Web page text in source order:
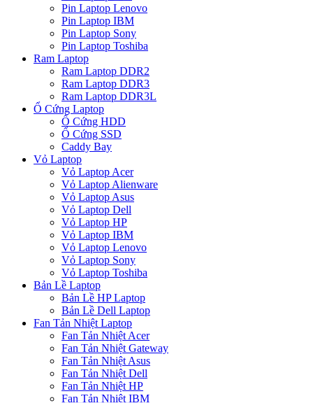
Pin Laptop Lenovo
Pin Laptop IBM
Pin Laptop Sony
Pin Laptop Toshiba
Ram Laptop
Ram Laptop DDR2
Ram Laptop DDR3
Ram Laptop DDR3L
Ổ Cứng Laptop
Ổ Cứng HDD
Ổ Cứng SSD
Caddy Bay
Vỏ Laptop
Vỏ Laptop Acer
Vỏ Laptop Alienware
Vỏ Laptop Asus
Vỏ Laptop Dell
Vỏ Laptop HP
Vỏ Laptop IBM
Vỏ Laptop Lenovo
Vỏ Laptop Sony
Vỏ Laptop Toshiba
Bản Lề Laptop
Bản Lề HP Laptop
Bản Lề Dell Laptop
Fan Tản Nhiệt Laptop
Fan Tản Nhiệt Acer
Fan Tản Nhiệt Gateway
Fan Tản Nhiệt Asus
Fan Tản Nhiệt Dell
Fan Tản Nhiệt HP
Fan Tản Nhiệt IBM